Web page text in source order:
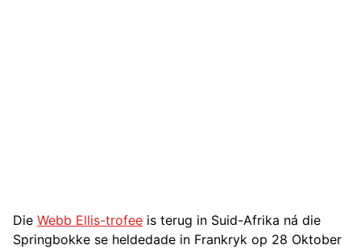
Die Webb Ellis-trofee is terug in Suid-Afrika ná die
Springbokke se heldedade in Frankryk op 28 Oktober